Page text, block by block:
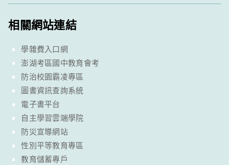
相關網站連結
學雜費入口網
澎湖考區國中教育會考
防治校園霸凌專區
圖書資訊查詢系統
電子書平台
自主學習雲端學院
防災宣導網站
性別平等教育專區
教育儲蓄專戶